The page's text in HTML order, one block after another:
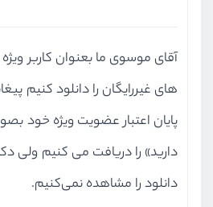
آقای موسوی ما بعنوان کاربر
های غیررایگان را دانلود کنیم
پایان اعتبار عضویت ویژه خود
دارید» را دریافت می کنیم ولی
دانلود را مشاهده نمی‌کنیم.